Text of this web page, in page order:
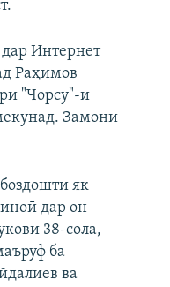
Интернет
Раҳимов
"Чорсу"-и
Замони
як
дар он
38-сола,
ба
ва